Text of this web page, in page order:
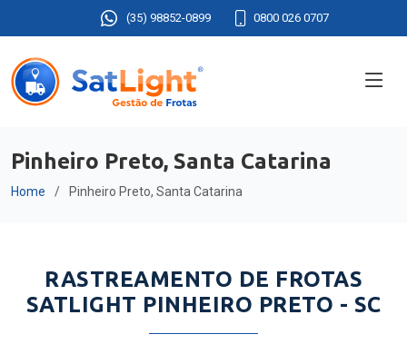
(35) 98852-0899 0800 026 0707
Pinheiro Preto, Santa Catarina
Home Pinheiro Preto, Santa Catarina
RASTREAMENTO DE FROTAS
SATLIGHT PINHEIRO PRETO - SC